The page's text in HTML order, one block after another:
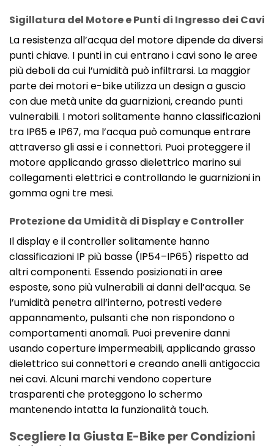
Sigillatura del Motore e Punti di Ingresso dei Cavi
La resistenza all’acqua del motore dipende da diversi
punti chiave. I punti in cui entrano i cavi sono le aree
più deboli da cui l’umidità può infiltrarsi. La maggior
parte dei motori e-bike utilizza un design a guscio
con due metà unite da guarnizioni, creando punti
vulnerabili. I motori solitamente hanno classificazioni
tra IP65 e IP67, ma l’acqua può comunque entrare
attraverso gli assi e i connettori. Puoi proteggere il
motore applicando grasso dielettrico marino sui
collegamenti elettrici e controllando le guarnizioni in
gomma ogni tre mesi.
Protezione da Umidità di Display e Controller
Il display e il controller solitamente hanno
classificazioni IP più basse (IP54–IP65) rispetto ad
altri componenti. Essendo posizionati in aree
esposte, sono più vulnerabili ai danni dell’acqua. Se
l’umidità penetra all’interno, potresti vedere
appannamento, pulsanti che non rispondono o
comportamenti anomali. Puoi prevenire danni
usando coperture impermeabili, applicando grasso
dielettrico sui connettori e creando anelli antigoccia
nei cavi. Alcuni marchi vendono coperture
trasparenti che proteggono lo schermo
mantenendo intatta la funzionalità touch.
Scegliere la Giusta E-Bike per Condizioni